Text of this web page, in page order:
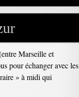
Marseille et
pour échanger avec les
» à midi qui